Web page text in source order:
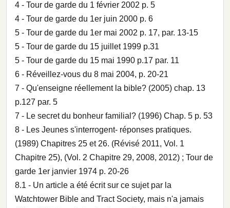
4 - Tour de garde du 1 février 2002 p. 5
4 - Tour de garde du 1er juin 2000 p. 6
5 - Tour de garde du 1er mai 2002 p. 17, par. 13-15
5 - Tour de garde du 15 juillet 1999 p.31
5 - Tour de garde du 15 mai 1990 p.17 par. 11
6 - Réveillez-vous du 8 mai 2004, p. 20-21
7 - Qu'enseigne réellement la bible? (2005) chap. 13
p.127 par. 5
7 - Le secret du bonheur familial? (1996) Chap. 5 p. 53
8 - Les Jeunes s'interrogent- réponses pratiques.
(1989) Chapitres 25 et 26. (Révisé 2011, Vol. 1
Chapitre 25), (Vol. 2 Chapitre 29, 2008, 2012) ; Tour de
garde 1er janvier 1974 p. 20-26
8.1 - Un article a été écrit sur ce sujet par la
Watchtower Bible and Tract Society, mais n'a jamais